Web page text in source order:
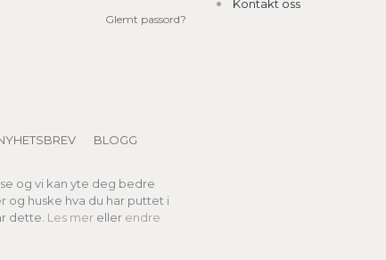
Glemt passord?
Kontakt oss
BLOGG
og vi kan yte deg bedre
og huske hva du har puttet i
dette. Les mer eller endre